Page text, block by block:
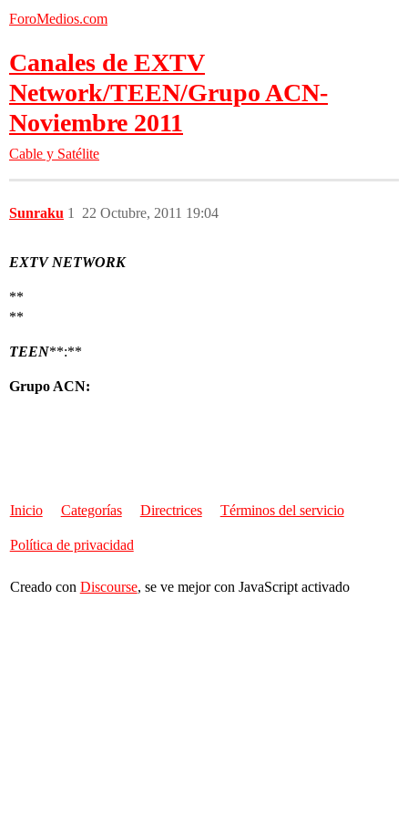
ForoMedios.com
Canales de EXTV
Network/TEEN/Grupo ACN-
Noviembre 2011
Cable y Satélite
Sunraku 22 Octubre, 2011 19:04
1
EXTV NETWORK
**
**
TEEN**:**
Grupo ACN:
Inicio Categorías Directrices Términos del servicio
Política de privacidad
Creado con Discourse, se ve mejor con JavaScript activado